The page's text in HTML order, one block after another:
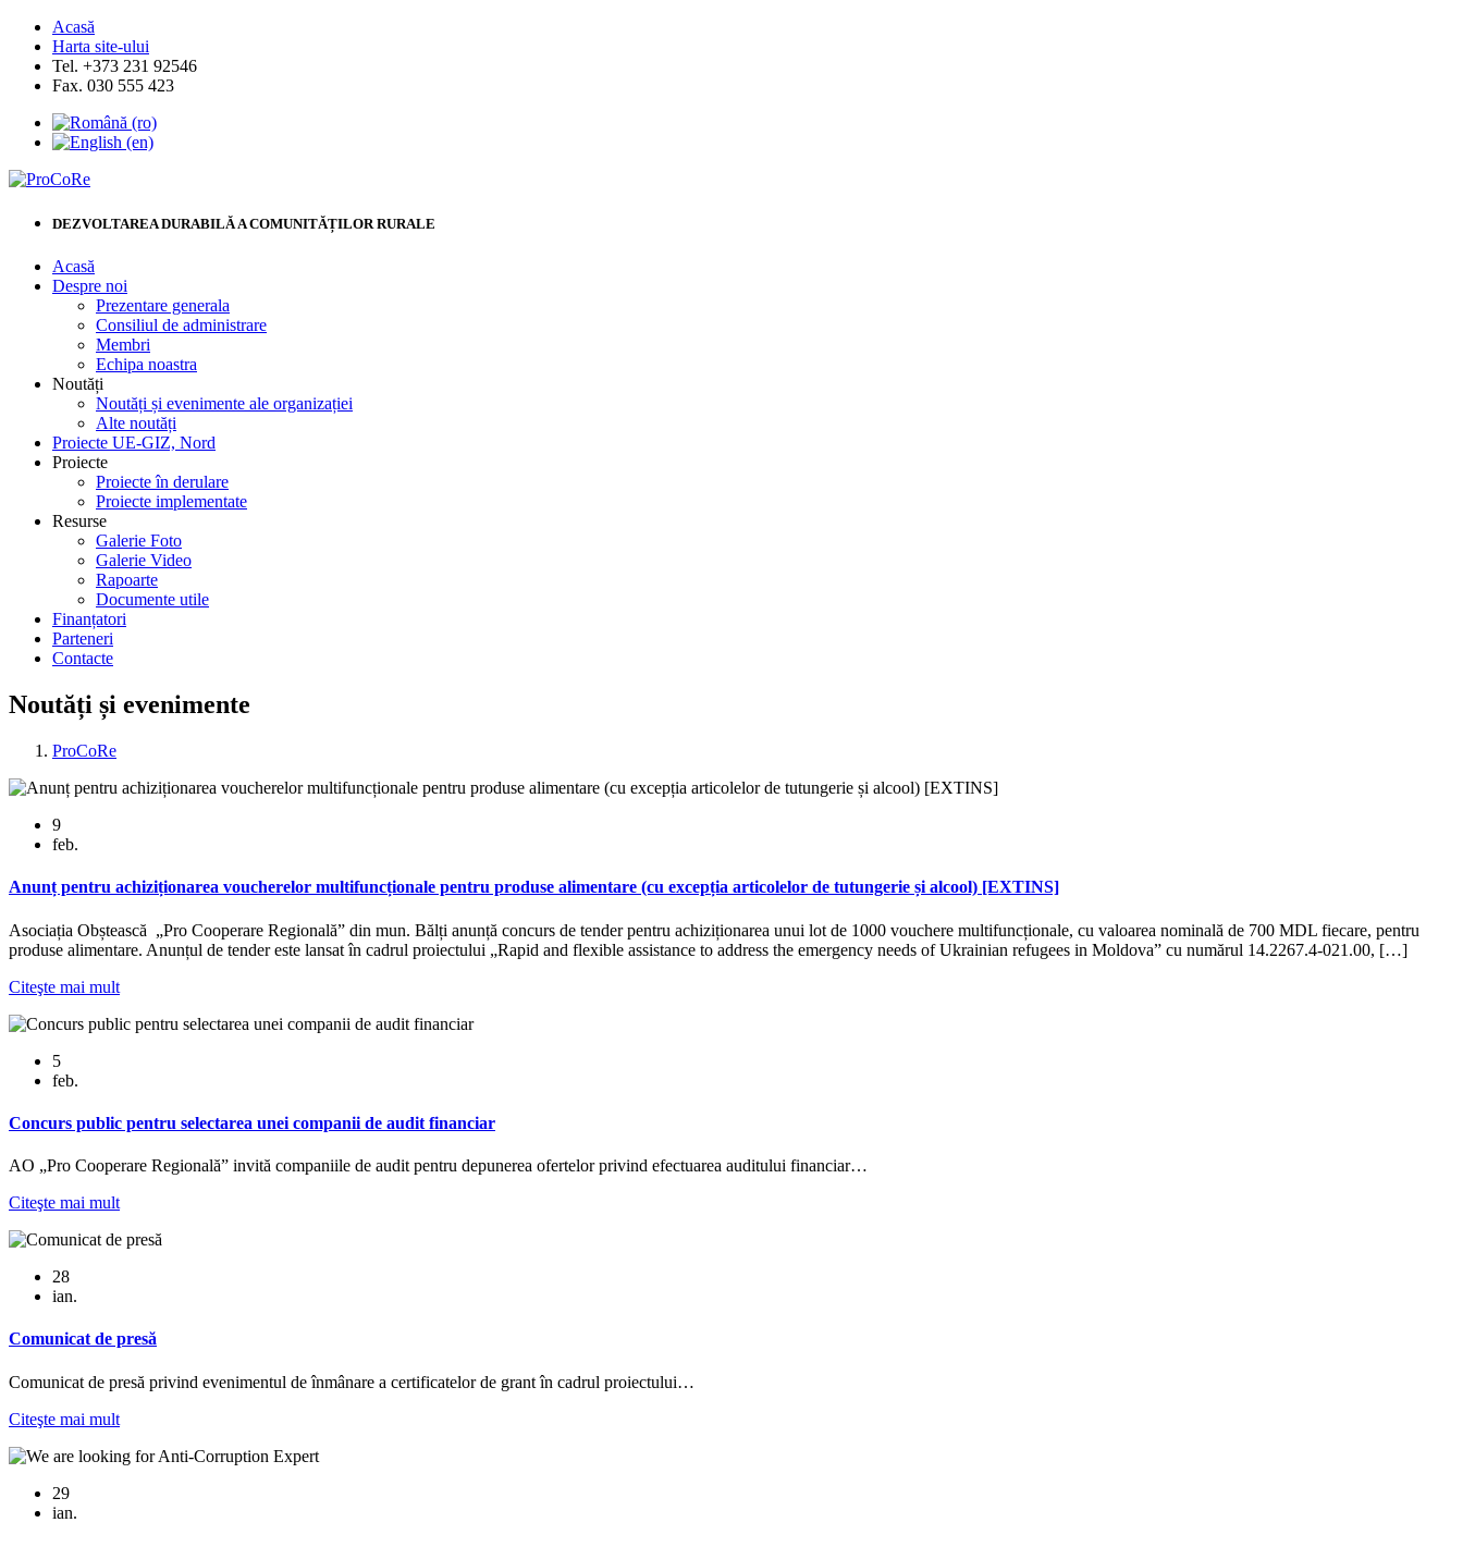
Acasă
Harta site-ului
Tel. +373 231 92546
Fax. 030 555 423
DEZVOLTAREA DURABILĂ A COMUNITĂȚILOR RURALE
Acasă
Despre noi
Prezentare generala
Consiliul de administrare
Membri
Echipa noastra
Noutăți
Noutăți și evenimente ale organizației
Alte noutăți
Proiecte UE-GIZ, Nord
Proiecte
Proiecte în derulare
Proiecte implementate
Resurse
Galerie Foto
Galerie Video
Rapoarte
Documente utile
Finanțatori
Parteneri
Contacte
Noutăți și evenimente
ProCoRe
9
feb.
Anunț pentru achiziționarea voucherelor multifuncționale pentru produse alimentare (cu excepția articolelor de tutungerie și alcool) [EXTINS]
Asociația Obștească „Pro Cooperare Regională” din mun. Bălți anunță concurs de tender pentru achiziționarea unui lot de 1000 vouchere multifuncționale, cu valoarea nominală de 700 MDL fiecare, pentru
produse alimentare. Anunțul de tender este lansat în cadrul proiectului „Rapid and flexible assistance to address the emergency needs of Ukrainian refugees in Moldova” cu numărul 14.2267.4-021.00, […]
Citeşte mai mult
5
feb.
Сoncurs public pentru selectarea unei companii de audit financiar
AO „Pro Cooperare Regională” invită companiile de audit pentru depunerea ofertelor privind efectuarea auditului financiar…
Citeşte mai mult
28
ian.
Comunicat de presă
Comunicat de presă privind evenimentul de înmânare a certificatelor de grant în cadrul proiectului…
Citeşte mai mult
29
ian.